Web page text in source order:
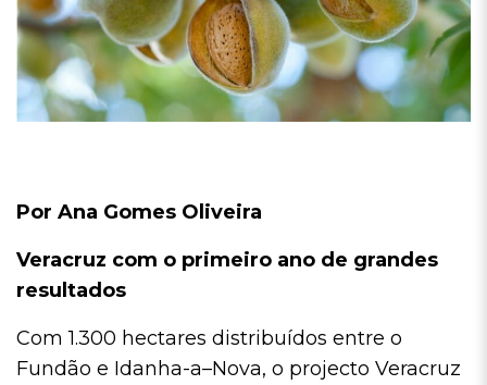
Por Ana Gomes Oliveira
Veracruz com o primeiro ano de grandes
resultados
Com 1.300 hectares distribuídos entre o
Fundão e Idanha-a–Nova, o projecto Veracruz